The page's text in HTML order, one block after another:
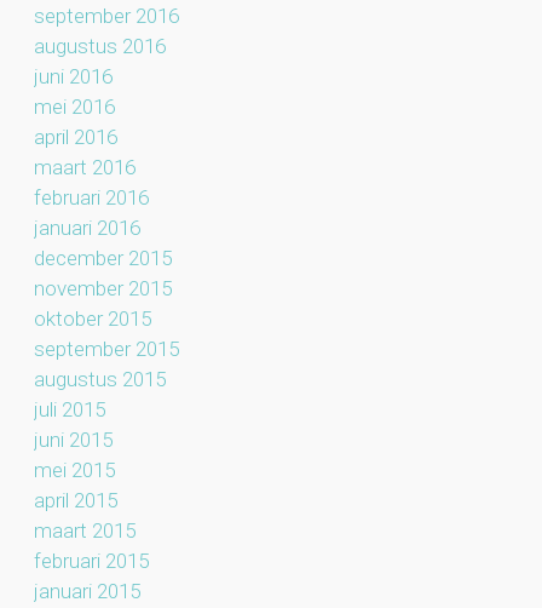
september 2016
augustus 2016
juni 2016
mei 2016
april 2016
maart 2016
februari 2016
januari 2016
december 2015
november 2015
oktober 2015
september 2015
augustus 2015
juli 2015
juni 2015
mei 2015
april 2015
maart 2015
februari 2015
januari 2015